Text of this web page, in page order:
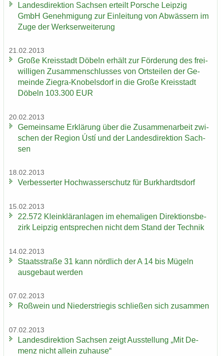
Lan­des­di­rek­ti­on Sach­sen er­teilt Por­sche Leip­zig
GmbH Ge­neh­mi­gung zur Ein­lei­tung von Ab­wäs­sern im
Zuge der Werks­er­wei­te­rung
21.02.2013
Große Kreis­stadt Dö­beln er­hält zur För­de­rung des frei­
wil­li­gen Zu­sam­men­schlus­ses von Orts­tei­len der Ge­
mein­de Ziegra-​Knobelsdorf in die Große Kreis­stadt
Dö­beln 103.300 EUR
20.02.2013
Ge­mein­sa­me Er­klä­rung über die Zu­sam­men­ar­beit zwi­
schen der Re­gi­on Ústí und der Lan­des­di­rek­ti­on Sach­
sen
18.02.2013
Ver­bes­ser­ter Hoch­was­ser­schutz für Burk­hardts­dorf
15.02.2013
22.572 Klein­klär­an­la­gen im ehe­ma­li­gen Di­rek­ti­ons­be­
zirk Leip­zig ent­spre­chen nicht dem Stand der Tech­nik
14.02.2013
Staats­stra­ße 31 kann nörd­lich der A 14 bis Mü­geln
aus­ge­baut wer­den
07.02.2013
Roß­wein und Nie­der­s­trie­gis schlie­ßen sich zu­sam­men
07.02.2013
Lan­des­di­rek­ti­on Sach­sen zeigt Aus­stel­lung „Mit De­
menz nicht al­lein zu­hau­se“